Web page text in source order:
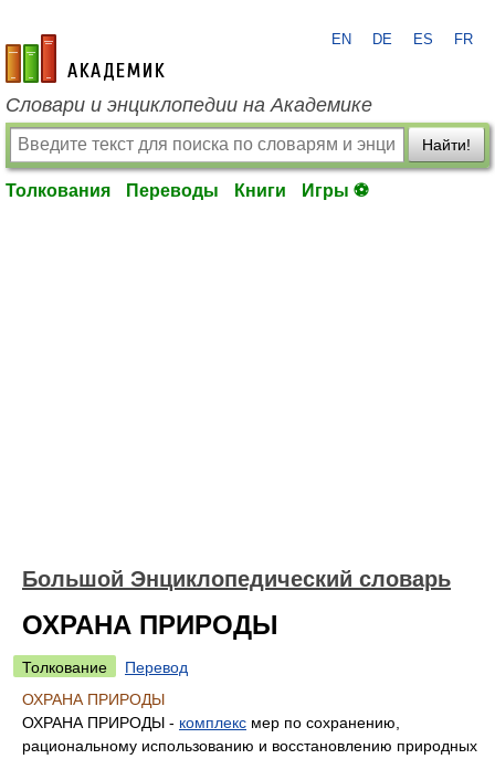
academic.ru
EN DE ES FR
Словари и энциклопедии на Академике
Найти!
Толкования Переводы Книги Игры ⚽
Большой Энциклопедический словарь
ОХРАНА ПРИРОДЫ
Толкование
Перевод
ОХРАНА ПРИРОДЫ
ОХРАНА ПРИРОДЫ - комплекс мер по сохранению,
рациональному использованию и восстановлению природных